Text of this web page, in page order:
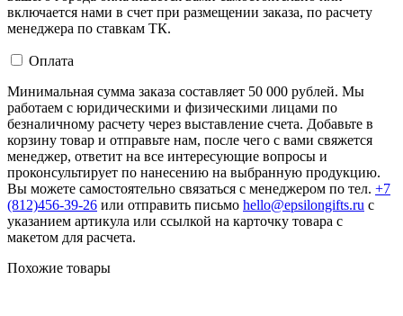
включается нами в счет при размещении заказа, по расчету
менеджера по ставкам ТК.
Оплата
Минимальная сумма заказа составляет 50 000 рублей. Мы
работаем с юридическими и физическими лицами по
безналичному расчету через выставление счета. Добавьте в
корзину товар и отправьте нам, после чего с вами свяжется
менеджер, ответит на все интересующие вопросы и
проконсультирует по нанесению на выбранную продукцию.
Вы можете самостоятельно связаться с менеджером по тел. +7
(812)456-39-26 или отправить письмо hello@epsilongifts.ru с
указанием артикула или ссылкой на карточку товара с
макетом для расчета.
Похожие товары